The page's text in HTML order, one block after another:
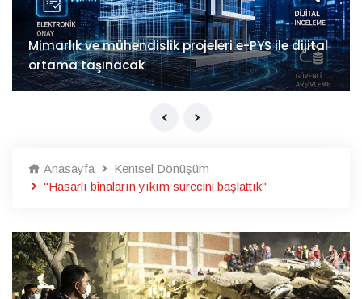
Mimarlık ve mühendislik projeleri e-PYS ile dijital
ortama taşınacak
Anasayfa
Kentsel Dönüşüm
"Hasarlı binaların yıkım sürecini başlattık"